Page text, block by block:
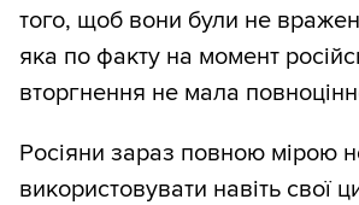
того, щоб вони були не
яка по факту на момент
вторгнення не мала
Росіяни зараз повною мірою
використовувати навіть свої